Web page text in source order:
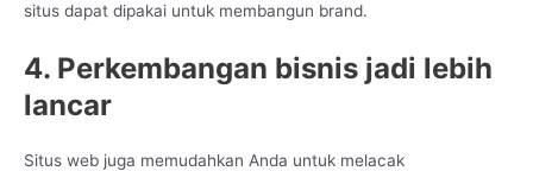
situs dapat dipakai untuk membangun brand.
4. Perkembangan bisnis jadi lebih
lancar
Situs web juga memudahkan Anda untuk melacak